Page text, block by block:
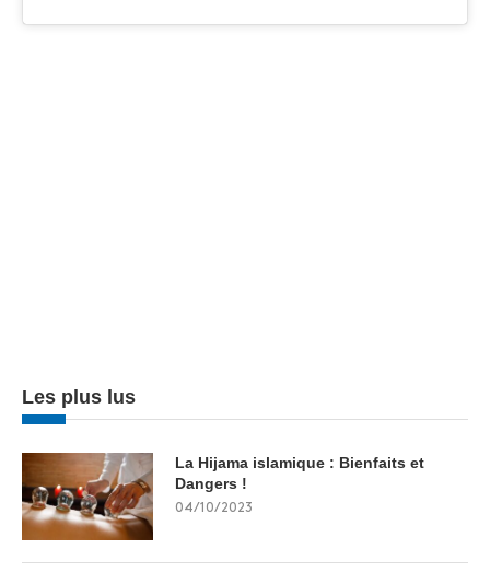
Les plus lus
La Hijama islamique : Bienfaits et
Dangers !
04/10/2023